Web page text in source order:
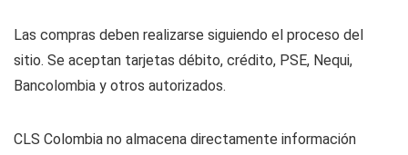
Las compras deben realizarse siguiendo el proceso del
sitio. Se aceptan tarjetas débito, crédito, PSE, Nequi,
Bancolombia y otros autorizados.
CLS Colombia no almacena directamente información